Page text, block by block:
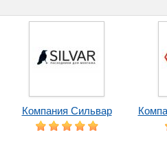
Компания Сильвар